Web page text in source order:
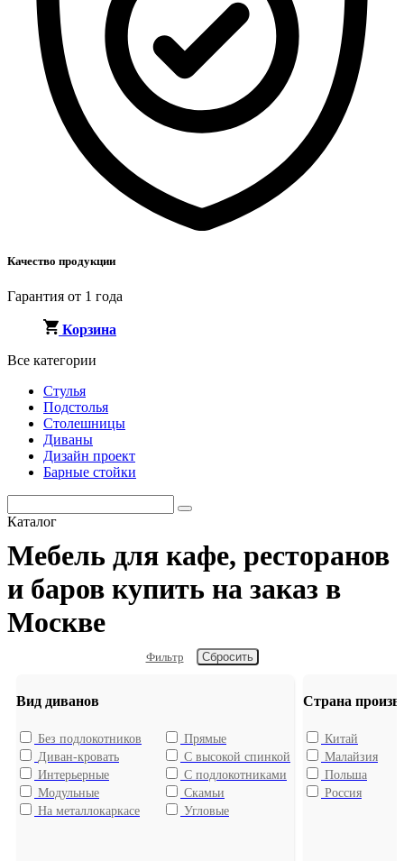
Качество продукции
Гарантия от 1 года
Корзина
Все категории
Стулья
Подстолья
Столешницы
Диваны
Дизайн проект
Барные стойки
Каталог
Мебель для кафе, ресторанов
и баров купить на заказ в
Москве
Фильтр
Вид диванов
Без подлокотников
Диван-кровать
Интерьерные
Модульные
На металлокаркасе
Прямые
С высокой спинкой
С подлокотниками
Скамьи
Угловые
Страна
Китай
Малайзия
Польша
Россия